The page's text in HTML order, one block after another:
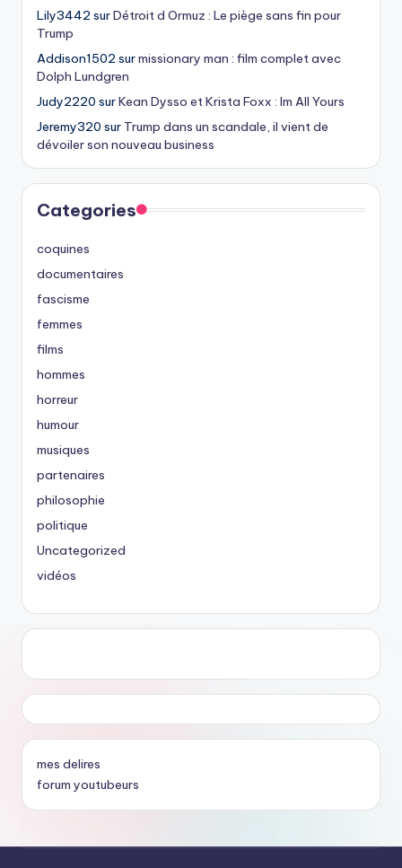
Lily3442 surDétroit d Ormuz : Le piège sans fin pour
Trump
Addison1502 surmissionary man : film complet avec
Dolph Lundgren
Judy2220 surKean Dysso et Krista Foxx : Im All Yours
Jeremy320 sur Trump dans un scandale, il vient de
dévoiler son nouveau business
Categories
coquines
documentaires
fascisme
femmes
films
hommes
horreur
humour
musiques
partenaires
philosophie
politique
Uncategorized
vidéos
mes delires
forum youtubeurs